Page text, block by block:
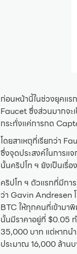
ก่อนหน้านี้ในช่วงยุคแร
Faucet ซึ่งส่วนมากจะ
กระทั่งแค่การกด
โดยสาเหตุที่เรียกว่า
ซึ่งจุดประสงค์ในการแ
นั้นคริปโท ฯ ยังเป็นเรื่
คริปโท ฯ ตัวแรกที่มีก
ว่า Gavin Andresen
BTC ให้ทุกคนที่เข้าม
นั้นมีราคาอยู่ที่ $0.05
35,000 บาท แต่หากน
ประมาณ 16,000 ล้านบ